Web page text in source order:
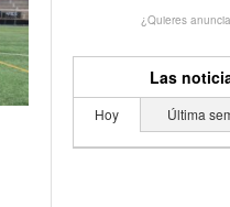
¿Quieres
Las
Hoy Última